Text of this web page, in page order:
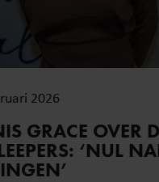
2026
GRACE OVER
‘NUL